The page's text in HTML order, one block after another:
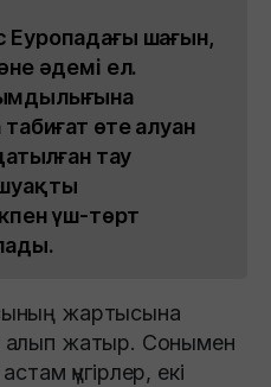
шағын,
әдемі ел.
өте алуан
тау
үш-төрт
жартысына
алып жатыр. Сонымен
үңгірлер, екі